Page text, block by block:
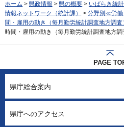
ホーム > 県政情報 > 県の概要 > いばらき統
情報ネットワーク（統計課）
> 分野別≪労
間・雇用の動き（毎月勤労統計調査地方調査
時間・雇用の動き（毎月勤労統計調査地方
PAGE
県庁総合案内
県庁へのアクセス